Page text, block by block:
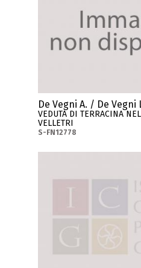
De Vegni A. / De Vegni
VEDUTA DI TERRACINA
VELLETRI
S-FN12778